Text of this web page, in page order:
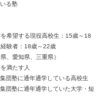
る塾
希望する現役高校生：15歳～18
験者：18歳～22歳
、愛知県、三重県）
満たす人
団塾に通年通学している高校生
団塾に通年通学していた大学・短